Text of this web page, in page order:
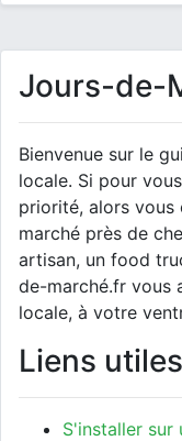
Jours-de-
Bienvenue sur le
locale. Si pour
priorité, alors vous
marché près de
artisan, un food
de-marché.fr vous
locale, à votre
Liens utiles
S'installer sur